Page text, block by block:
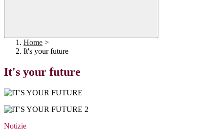
Home >
It's your future
It's your future
Notizie